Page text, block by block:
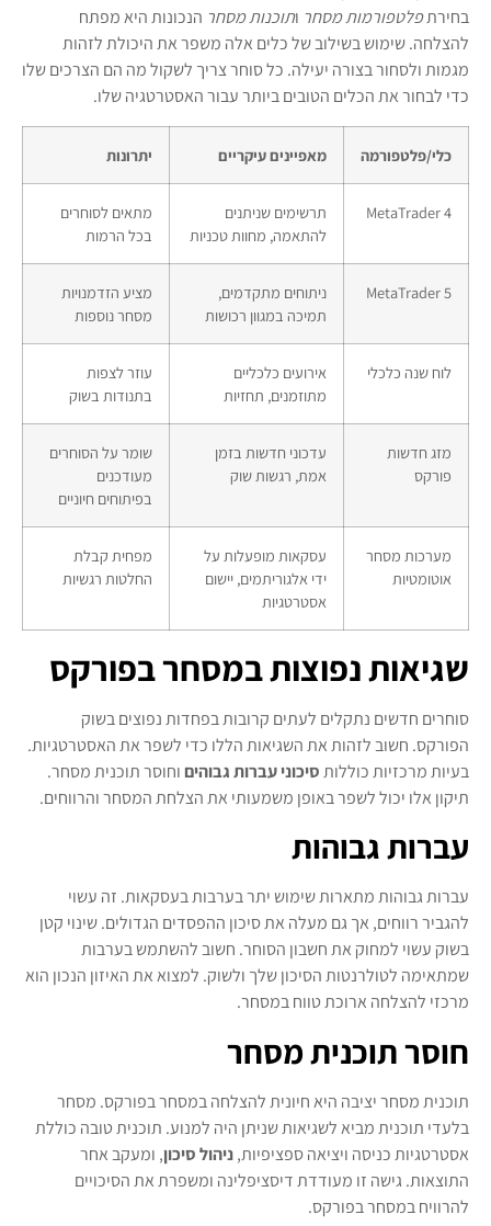
בחירתפלטפורמות מסחר ותוכנות מסחר הנכונות היא מפתח
להצלחה. שימוש בשילוב של כלים אלה משפר את היכולת לזהות
מגמות ולסחור בצורה יעילה. כל סוחר צריך לשקול מה הם הצרכים שלו
כדי לבחור את הכלים הטובים ביותר עבור האסטרטגיה שלו.
כלי/פלטפורמה מאפיינים עיקריים יתרונות
MetaTrader 4
תרשימים שניתנים
להתאמה, מחוות טכניות
מתאים לסוחרים
בכל הרמות
MetaTrader 5
ניתוחים מתקדמים,
תמיכה במגוון רכושות
מציע הזדמנויות
מסחר נוספות
לוח שנה כלכלי
אירועים כלכליים
מתוזמנים, תחזיות
עוזר לצפות
בתנודות בשוק
מזג חדשות
פורקס
עדכוני חדשות בזמן
אמת, רגשות שוק
שומר על הסוחרים
מעודכנים
בפיתוחים חיוניים
מערכות מסחר
אוטומטיות
עסקאות מופעלות על
ידי אלגוריתמים, יישום
אסטרטגיות
מפחית קבלת
החלטות רגשיות
שגיאות נפוצות במסחר בפורקס
סוחרים חדשים נתקלים לעתים קרובות בפחדות נפוצים בשוק
הפורקס. חשוב לזהות את השגיאות הללו כדי לשפר את האסטרטגיות.
בעיות מרכזיות כוללותסיכוני עברות גבוהיםוחוסר תוכנית מסחר.
תיקון אלו יכול לשפר באופן משמעותי את הצלחת המסחר והרווחים.
עברות גבוהות
עברות גבוהות מתארות שימוש יתר בערבות בעסקאות. זה עשוי
להגביר רווחים, אך גם מעלה את סיכון ההפסדים הגדולים. שינוי קטן
בשוק עשוי למחוק את חשבון הסוחר. חשוב להשתמש בערבות
שמתאימה לטולרנטות הסיכון שלך ולשוק. למצוא את האיזון הנכון הוא
מרכזי להצלחה ארוכת טווח במסחר.
חוסר תוכנית מסחר
תוכנית מסחר יציבה היא חיונית להצלחה במסחר בפורקס. מסחר
בלעדי תוכנית מביא לשגיאות שניתן היה למנוע. תוכנית טובה כוללת
אסטרטגיות כניסה ויציאה ספציפיות,ניהול סיכון, ומעקב אחר
התוצאות. גישה זו מעודדת דיסציפלינה ומשפרת את הסיכויים
להרוויח במסחר בפורקס.